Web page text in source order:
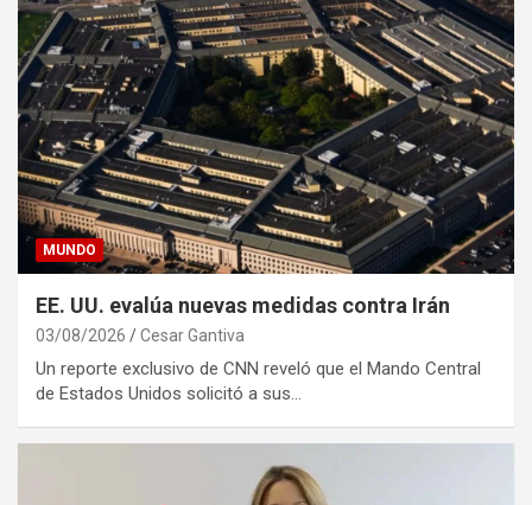
MUNDO
EE. UU. evalúa nuevas medidas contra Irán
03/08/2026 Cesar Gantiva
Un reporte exclusivo de CNN reveló que el Mando Central
de Estados Unidos solicitó a sus…